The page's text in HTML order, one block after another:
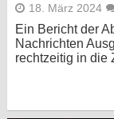
18. März 2024
Ein Bericht der
Nachrichten
rechtzeitig in die